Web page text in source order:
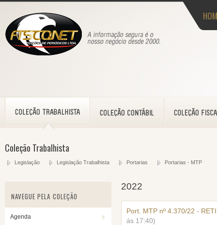
Coleção Trabalhista
Legislação Legislação Trabalhista Portarias Portarias - MTP
NAVEGUE PELA COLEÇÃO
Agenda
2022
Port. MTP nº 4.370/22 -
ás 17:40)